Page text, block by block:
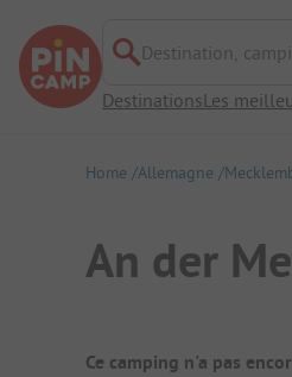
Destination, camping
DestinationsLes
Home Allemagne
An der
Aperçu du
Ce camping n'a pas